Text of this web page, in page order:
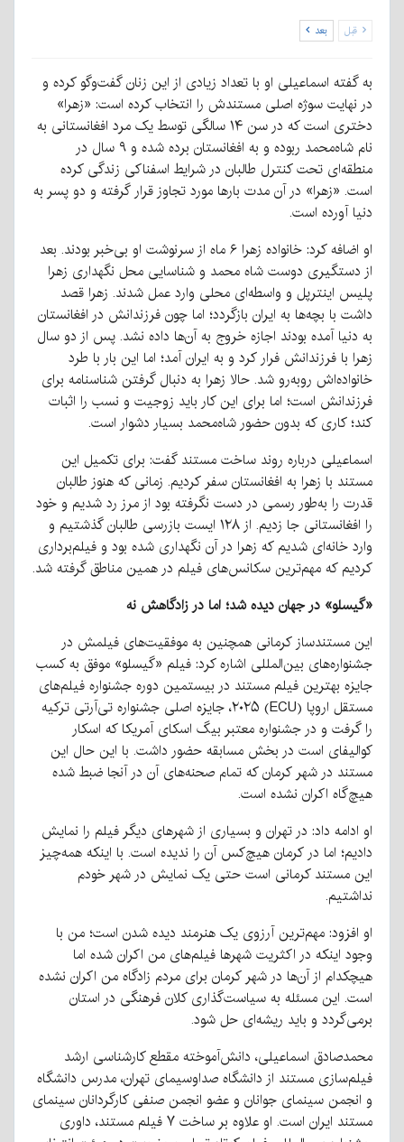
قبل بعد
به گفته اسماعیلی او با تعداد زیادی از این زنان گفت‌وگو کرده و
در نهایت سوژه اصلی مستندش را انتخاب کرده است: «زهرا»
دختری است که در سن ۱۴ سالگی توسط یک مرد افغانستانی به
نام شاه‌محمد ربوده و به افغانستان برده شده و ۹ سال در
منطقه‌ای تحت کنترل طالبان در شرایط اسفناکی زندگی کرده
است. «زهرا» در آن مدت بارها مورد تجاوز قرار گرفته و دو پسر به
دنیا آورده است.
او اضافه کرد: خانواده زهرا ۶ ماه از سرنوشت او بی‌خبر بودند. بعد
از دستگیری دوست شاه محمد و شناسایی محل نگهداری زهرا
پلیس اینترپل و واسطه‌ای محلی وارد عمل شدند. زهرا قصد
داشت با بچه‌ها به ایران بازگردد؛ اما چون فرزندانش در افغانستان
به دنیا آمده بودند اجازه خروج به آن‌ها داده نشد. پس از دو سال
زهرا با فرزندانش فرار کرد و به ایران آمد؛ اما این بار با طرد
خانواده‌اش روبه‌رو شد. حالا زهرا به دنبال گرفتن شناسنامه برای
فرزندانش است؛ اما برای این کار باید زوجیت و نسب را اثبات
کند؛ کاری که بدون حضور شاه‌محمد بسیار دشوار است.
اسماعیلی درباره روند ساخت مستند گفت: برای تکمیل این
مستند با زهرا به افغانستان سفر کردیم. زمانی که هنوز طالبان
قدرت را به‌طور رسمی در دست نگرفته بود از مرز رد شدیم و خود
را افغانستانی جا زدیم. از ۱۲۸ ایست بازرسی طالبان گذشتیم و
وارد خانه‌ای شدیم که زهرا در آن نگهداری شده بود و فیلم‌برداری
کردیم که مهم‌ترین سکانس‌های فیلم در همین مناطق گرفته شد.
«گیسلو» در جهان دیده شد؛ اما در زادگاهش نه
این مستندساز کرمانی همچنین به موفقیت‌های فیلمش در
جشنواره‌های بین‌المللی اشاره کرد: فیلم «گیسلو» موفق به کسب
جایزه بهترین فیلم مستند در بیستمین دوره جشنواره فیلم‌های
مستقل اروپا (ECU) ۲۰۲۵، جایزه اصلی جشنواره تی‌آرتی ترکیه
را گرفت و در جشنواره معتبر بیگ اسکای آمریکا که اسکار
کوالیفای است در بخش مسابقه حضور داشت. با این حال این
مستند در شهر کرمان که تمام صحنه‌های آن در آنجا ضبط شده
هیچ‌گاه اکران نشده است.
او ادامه داد: در تهران و بسیاری از شهرهای دیگر فیلم را نمایش
دادیم؛ اما در کرمان هیچ‌کس آن را ندیده است. با اینکه همه‌چیز
این مستند کرمانی است حتی یک نمایش در شهر خودم
نداشتیم.
او افزود: مهم‌ترین آرزوی یک هنرمند دیده شدن است؛ من با
وجود اینکه در اکثریت شهرها فیلم‌های من اکران شده اما
هیچکدام از آن‌ها در شهر کرمان برای مردم زادگاه من اکران نشده
است. این مسئله به سیاست‌گذاری کلان فرهنگی در استان
برمی‌گردد و باید ریشه‌ای حل شود.
محمدصادق اسماعیلی، دانش‌آموخته مقطع کارشناسی ارشد
فیلم‌سازی مستند از دانشگاه صداوسیمای تهران، مدرس دانشگاه
و انجمن سینمای جوانان و عضو انجمن صنفی کارگردانان سینمای
مستند ایران است. او علاوه بر ساخت ۷ فیلم مستند، داوری